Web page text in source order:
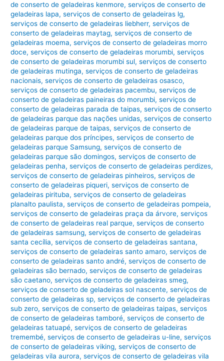
de conserto de geladeiras kenmore,serviços de conserto de
geladeiras lapa,serviços de conserto de geladeiras lg,
serviços de conserto de geladeiras liebherr,serviços de
conserto de geladeiras maytag,serviços de conserto de
geladeiras moema,serviços de conserto de geladeiras morro
doce,serviços de conserto de geladeiras morumbi,serviços
de conserto de geladeiras morumbi sul,serviços de conserto
de geladeiras mutinga,serviços de conserto de geladeiras
nacionais,serviços de conserto de geladeiras osasco,
serviços de conserto de geladeiras pacembu,serviços de
conserto de geladeiras paineiras do morumbi,serviços de
conserto de geladeiras parada de taipas,serviços de conserto
de geladeiras parque das nações unidas,serviços de conserto
de geladeiras parque de taipas,serviços de conserto de
geladeiras parque dos príncipes,serviços de conserto de
geladeiras parque Samsung,serviços de conserto de
geladeiras parque são domingos,serviços de conserto de
geladeiras penha,serviços de conserto de geladeiras perdizes,
serviços de conserto de geladeiras pinheiros,serviços de
conserto de geladeiras piqueri,serviços de conserto de
geladeiras pirituba,serviços de conserto de geladeiras
planalto paulista,serviços de conserto de geladeiras pompeia,
serviços de conserto de geladeiras praça da árvore,serviços
de conserto de geladeiras real parque,serviços de conserto
de geladeiras samsung,serviços de conserto de geladeiras
santa cecília,serviços de conserto de geladeiras santana,
serviços de conserto de geladeiras santo amaro,serviços de
conserto de geladeiras santo andré,serviços de conserto de
geladeiras são bernado,serviços de conserto de geladeiras
são caetano,serviços de conserto de geladeiras smeg,
serviços de conserto de geladeiras sol nascente,serviços de
conserto de geladeiras sp,serviços de conserto de geladeiras
sub zero,serviços de conserto de geladeiras taipas,serviços
de conserto de geladeiras tamboré,serviços de conserto de
geladeiras tatuapé,serviços de conserto de geladeiras
tremembé,serviços de conserto de geladeiras u-line,serviços
de conserto de geladeiras viking,serviços de conserto de
geladeiras vila aurora,serviços de conserto de geladeiras vila